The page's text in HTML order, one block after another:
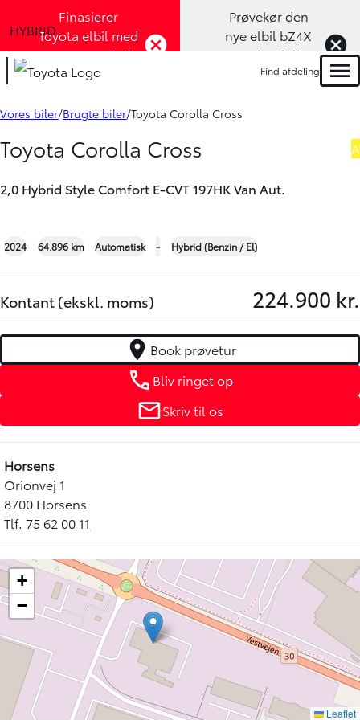
Finasierer
Toyota elbil med
1,99% rente (Klik
her)
Prøvekør den
nye elbil bZ4X
Touring (Klik
her)
Find afdeling
Book prøvetur
Vores biler Brugte biler Toyota Corolla Cross
Toyota Corolla Cross
2,0 Hybrid Style Comfort E-CVT 197HK Van Aut.
A
HYBRID
2024 64.896 km Automatisk - Hybrid (Benzin / El)
Kontant (ekskl. moms) 224.900 kr.
Book prøvetur
Bliv ringet op
Skriv til os
Horsens
Orionvej 1
8700 Horsens
Tlf. 75 62 00 11